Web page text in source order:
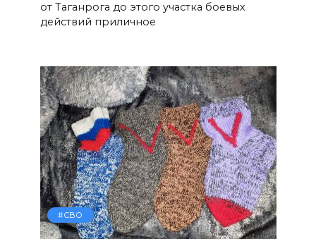
от Таганрога до этого участка боевых
действий приличное
#СВО